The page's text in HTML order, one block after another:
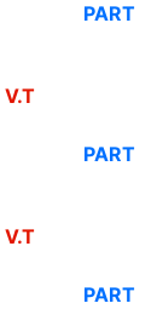
PART
V.T
PART
V.T
PART